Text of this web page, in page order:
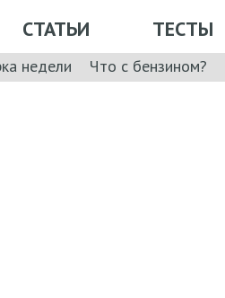
СТАТЬИ ТЕСТЫ
недели Что с бензином?